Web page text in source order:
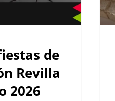
de
Revilla
2026